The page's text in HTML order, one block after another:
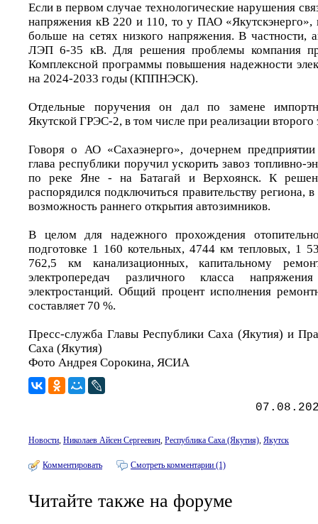
Если в первом случае технологические нарушения
напряжения кВ 220 и 110, то у ПАО «Якутскэнерго»,
больше на сетях низкого напряжения. В частности,
ЛЭП 6-35 кВ. Для решения проблемы компания
Комплексной программы повышения надежности
на 2024-2033 годы (КППНЭСК).
Отдельные поручения он дал по замене
Якутской ГРЭС-2, в том числе при реализации второго
Говоря о АО «Сахаэнерго», дочернем
глава республики поручил ускорить завоз топливно-
по реке Яне - на Батагай и Верхоянск. К
распорядился подключиться правительству региона,
возможность раннего открытия автозимников.
В целом для надежного прохождения
подготовке 1 160 котельных, 4744 км тепловых, 1
762,5 км канализационных, капитальному
электропередач различного класса
электростанций. Общий процент исполнения
составляет 70 %.
Пресс-служба Главы Республики Саха (Якутия) и
Саха (Якутия)
Фото Андрея Сорокина, ЯСИА
Новости, Николаев Айсен Сергеевич, Республика Саха (Якутия), Якутск
Комментировать Смотреть комментарии (1)
Читайте также на форуме